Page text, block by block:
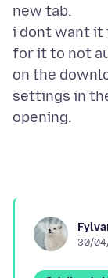
new tab.
i dont want it
for it to not
on the
settings in
30/